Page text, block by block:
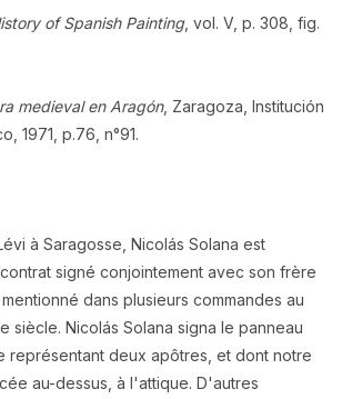
of Spanish Painting, vol. V, p. 308, fig.
medieval en Aragón, Zaragoza, Institución
1971, p.76, n°91.
à Saragosse, Nicolás Solana est
signé conjointement avec son frère
dans plusieurs commandes au
siècle. Nicolás Solana signa le panneau
représentant deux apôtres, et dont notre
au-dessus, à l'attique. D'autres